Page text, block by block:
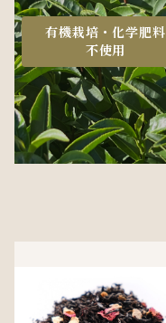
有機栽培・化学肥料
不使用